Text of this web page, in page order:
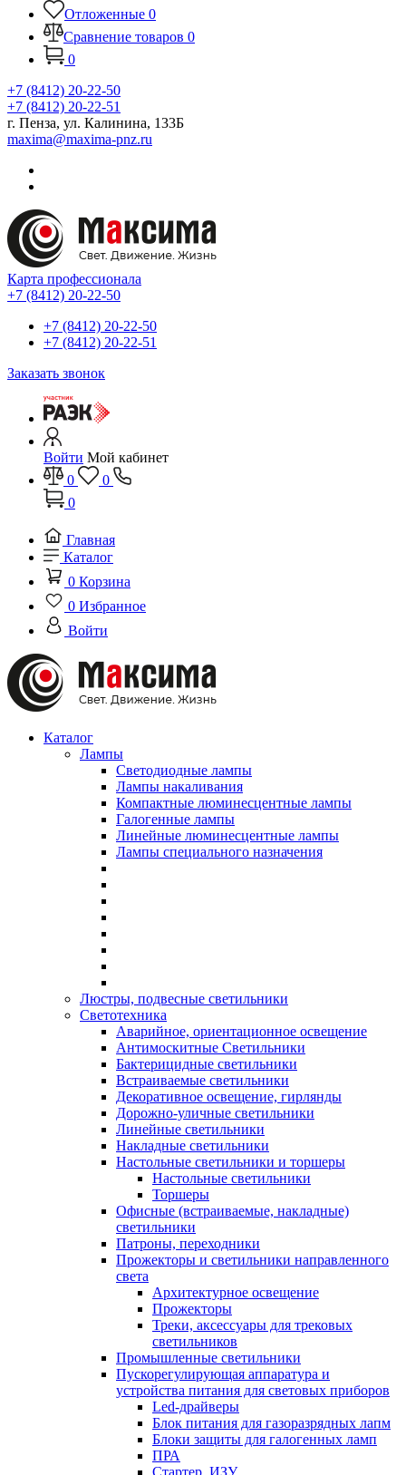
Отложенные 0
Сравнение товаров 0
0
+7 (8412) 20-22-50
+7 (8412) 20-22-51
г. Пенза, ул. Калинина, 133Б
maxima@maxima-pnz.ru
Карта профессионала
+7 (8412) 20-22-50
+7 (8412) 20-22-50
+7 (8412) 20-22-51
Заказать звонок
Войти Мой кабинет
0
0
0
Главная
Каталог
0 Корзина
0 Избранное
Войти
Каталог
Лампы
Светодиодные лампы
Лампы накаливания
Компактные люминесцентные лампы
Галогенные лампы
Линейные люминесцентные лампы
Лампы специального назначения
Люстры, подвесные светильники
Светотехника
Аварийное, ориентационное освещение
Антимоскитные Светильники
Бактерицидные светильники
Встраиваемые светильники
Декоративное освещение, гирлянды
Дорожно-уличные светильники
Линейные светильники
Накладные светильники
Настольные светильники и торшеры
Настольные светильники
Торшеры
Офисные (встраиваемые, накладные)
светильники
Патроны, переходники
Прожекторы и светильники направленного
света
Архитектурное освещение
Прожекторы
Треки, аксессуары для трековых
светильников
Промышленные светильники
Пускорегулирующая аппаратура и
устройства питания для световых приборов
Led-драйверы
Блок питания для газоразрядных лапм
Блоки защиты для галогенных ламп
ПРА
Стартер, ИЗУ